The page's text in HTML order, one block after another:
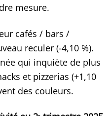
mesure.
cafés / bars /
reculer (-4,10 %).
qui inquiète de plus
et pizzerias (+1,10
des couleurs.